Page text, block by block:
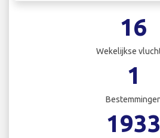
16
Wekelijkse
1
1933